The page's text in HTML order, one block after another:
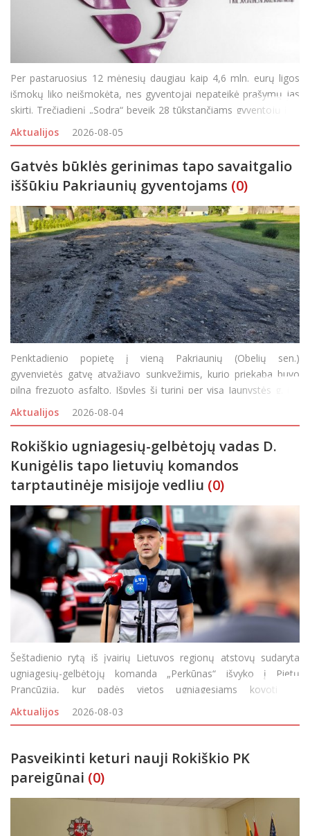
Per pastaruosius 12 mėnesių daugiau kaip 4,6 mln. eurų ligos
išmokų liko neišmokėta, nes gyventojai nepateikė prašymų jas
skirti. Trečiadienį „Sodra“ beveik 28 tūkstančiams gyventojų į jų
asmenines paskyras ir elektroniniu paštu išsiuntė priminimus, kvi
Aktualijos 2026-08-05
Gatvės būklės gerinimas tapo savaitgalio
iššūkiu Pakriaunių gyventojams (0)
Penktadienio popietę į vieną Pakriaunių (Obelių sen.)
gyvenvietės gatvę atvažiavo sunkvežimis, kurio priekaba buvo
pilna frezuoto asfalto. Išpylęs šį turinį per visą Jaunystės g. ilgį
vairuotojas išvažiavo, o gyventojai visą savaitgalį buvo priversti
važiuoti gatvelės šon
Aktualijos 2026-08-04
Rokiškio ugniagesių-gelbėtojų vadas D.
Kunigėlis tapo lietuvių komandos
tarptautinėje misijoje vedliu (0)
Šeštadienio rytą iš įvairių Lietuvos regionų atstovų sudaryta
ugniagesių-gelbėtojų komanda „Perkūnas“ išvyko į Pietų
Prancūziją, kur padės vietos ugniagesiams kovoti su
siautėjančiais didžiuliais miškų gaisrais. Keturių dešimčių
savanorių būriui
Aktualijos 2026-08-03
Pasveikinti keturi nauji Rokiškio PK
pareigūnai (0)